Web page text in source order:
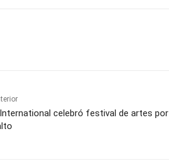
celebró festival de artes por